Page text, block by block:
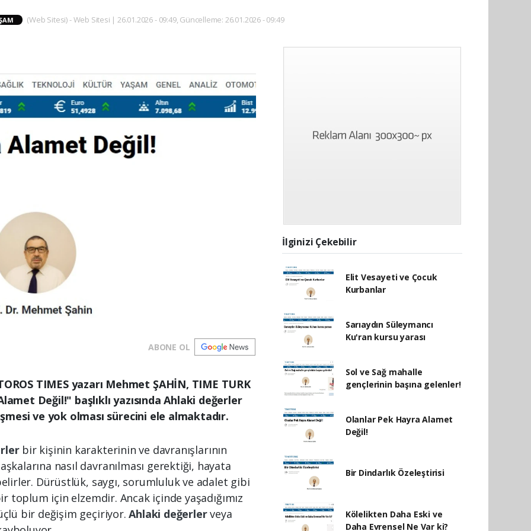
(Web Sitesi) - Web Sitesi | 26.01.2026 - 09:49, Güncelleme: 26.01.2026 - 09:49
ABONE OL
TIMES yazarı Mehmet ŞAHİN, TIME TURK
Değil!" başlıklı yazısında Ahlaki değerler
ve yok olması sürecini ele almaktadır.
bir kişinin karakterinin ve davranışlarının
nasıl davranılması gerektiği, hayata
belirler. Dürüstlük, saygı, sorumluluk ve adalet gibi
toplum için elzemdir. Ancak içinde yaşadığımız
bir değişim geçiriyor.Ahlaki değerlerveya
İlginizi Çekebilir
Elit Vesayeti ve Çocuk
Kurbanlar
Sarıaydın Süleymancı
Ku'ran kursu yarası
Sol ve Sağ mahalle
gençlerinin başına gelenler!
Olanlar Pek Hayra Alamet
Değil!
Bir Dindarlık Özeleştirisi
Kölelikten Daha Eski ve
Daha Evrensel Ne Var ki?